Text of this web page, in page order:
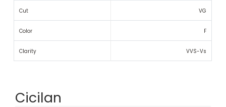
Cut VG
Color F
Clarity VVS-Vs
Cicilan